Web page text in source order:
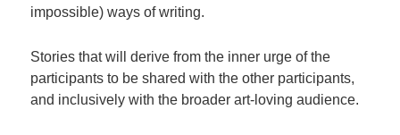
impossible) ways of writing.
Stories that will derive from the inner urge of the
participants to be shared with the other participants,
and inclusively with the broader art-loving audience.